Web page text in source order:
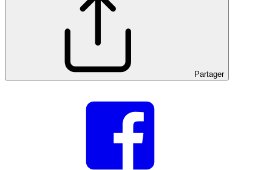
Partager